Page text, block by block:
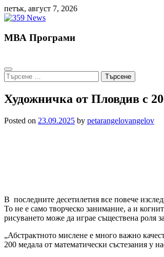
Skip
to
петък, август 7, 2026
МВА Програми
Търсене
за:
Художничка от Пловдив с
Posted on 23.09.2025 by petarangelovangelov
В последните десетилетия все повече
То не е само творческо занимание, а и
рисуването може да играе съществена роля
„Абстрактното мислене е много важно
200 медала от математически състезания у